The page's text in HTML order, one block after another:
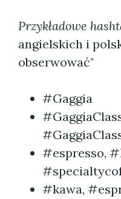
Przykładowe
angielskich i
obserwować"
#Gaggia
#espresso,
#kawa,